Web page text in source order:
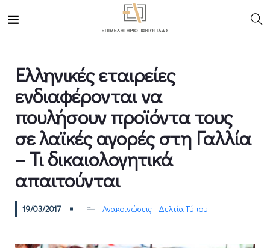
Ελληνικές εταιρείες
ενδιαφέρονται να
πουλήσουν προϊόντα τους
σε λαϊκές αγορές στη Γαλλία
– Τι δικαιολογητικά
απαιτούνται
19/03/2017 Ανακοινώσεις - Δελτία Τύπου